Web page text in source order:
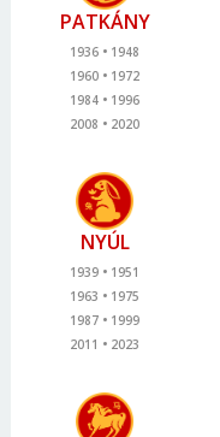
PATKÁNY
1936
1948
1960
1972
1984
1996
2008
2020
NYÚL
1939
1951
1963
1975
1987
1999
2011
2023